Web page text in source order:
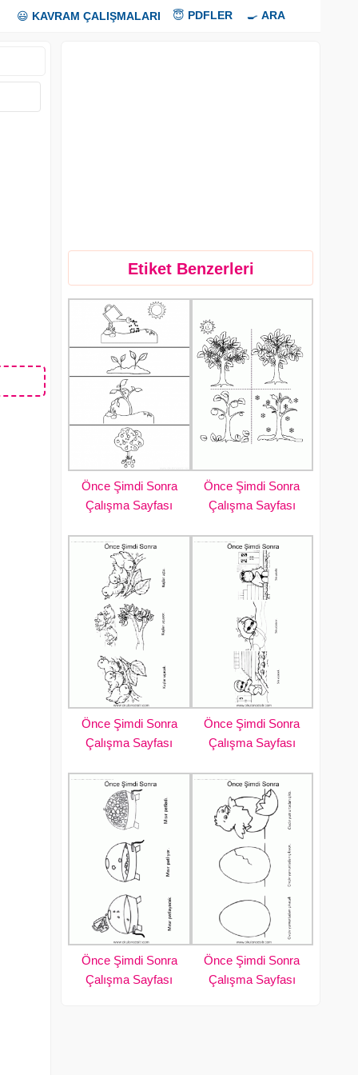
😃 KAVRAM ÇALIŞMALARI 😇 PDFLER 🍳 ARA
Etiket Benzerleri
Önce Şimdi Sonra
Çalışma Sayfası
Önce Şimdi Sonra
Çalışma Sayfası
Önce Şimdi Sonra
Çalışma Sayfası
Önce Şimdi Sonra
Çalışma Sayfası
Önce Şimdi Sonra
Çalışma Sayfası
Önce Şimdi Sonra
Çalışma Sayfası